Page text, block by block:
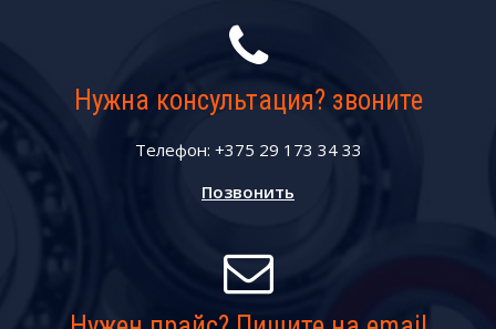
Нужна консультация? звоните
Телефон: +375 29 173 34 33
Позвонить